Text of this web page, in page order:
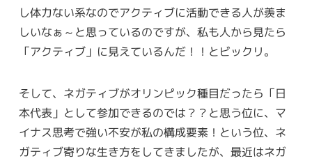
し体力ない系なのでアクティブに活動できる人が羨ま
しいなぁ～と思っているのですが、私も人から見たら
「アクティブ」に見えているんだ！！とビックリ。
そして、ネガティブがオリンピック種目だったら「日
本代表」として参加できるのでは？？と思う位に、マ
イナス思考で強い不安が私の構成要素！という位、ネ
ガティブ寄りな生き方をしてきましたが、最近はネガ